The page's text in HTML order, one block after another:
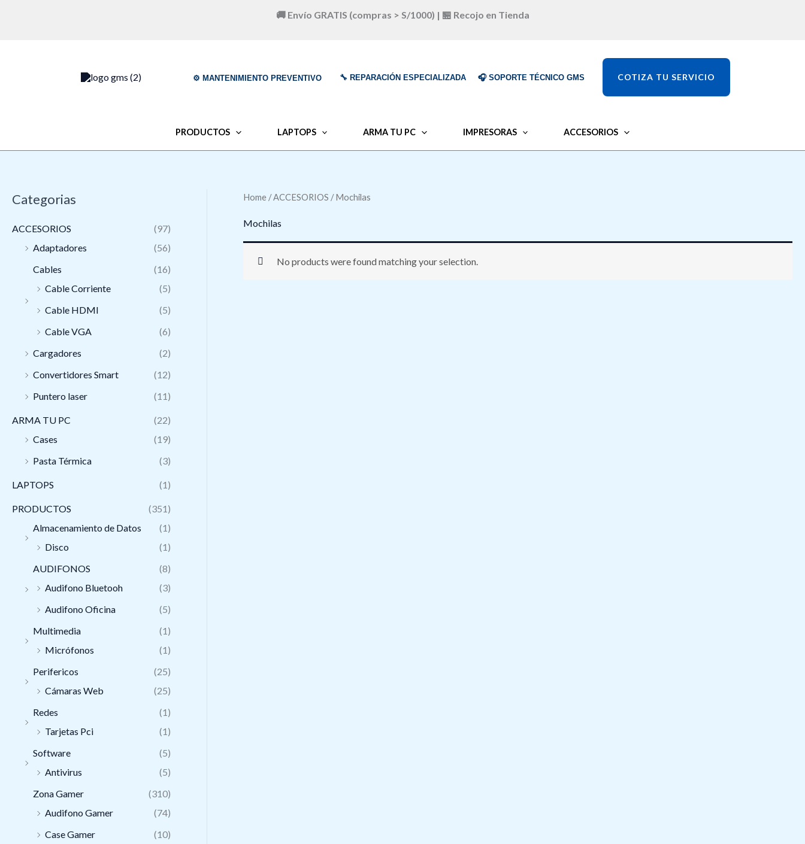
🚚 Envío GRATIS (compras > S/1000) | 🏪 Recojo en Tienda
⚙️ MANTENIMIENTO PREVENTIVO 🔧 REPARACIÓN ESPECIALIZADA 🎧 SOPORTE TÉCNICO GMS COTIZA TU SERVICIO
PRODUCTOS LAPTOPS ARMA TU PC IMPRESORAS ACCESORIOS
Categorias
ACCESORIOS
(97)
Adaptadores
(56)
Cables
(16)
Cable Corriente
(5)
Cable HDMI
(5)
Cable VGA
(6)
Cargadores
(2)
Convertidores Smart
(12)
Puntero laser
(11)
ARMA TU PC
(22)
Cases
(19)
Pasta Térmica
(3)
LAPTOPS (1)
PRODUCTOS
(351)
Almacenamiento de Datos
(1)
Disco
(1)
AUDIFONOS
(8)
Audifono Bluetooh
(3)
Audifono Oficina
(5)
Multimedia
(1)
Micrófonos
(1)
Perifericos
(25)
Cámaras Web
(25)
Redes
(1)
Tarjetas Pci
(1)
Software
(5)
Antivirus
(5)
Zona Gamer
(310)
Audifono Gamer
(74)
Case Gamer
(10)
Home /ACCESORIOS / Mochilas
Mochilas
No products were found matching your selection.